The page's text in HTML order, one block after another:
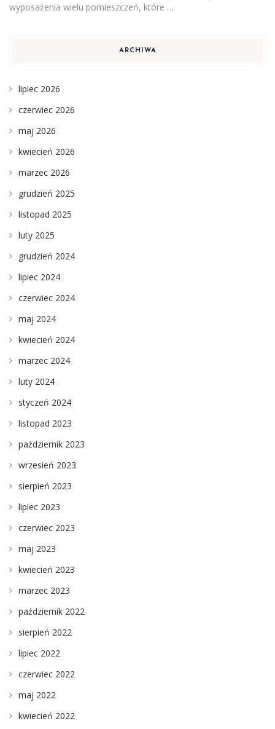
wyposażenia wielu pomieszczeń, które …
ARCHIWA
lipiec 2026
czerwiec 2026
maj 2026
kwiecień 2026
marzec 2026
grudzień 2025
listopad 2025
luty 2025
grudzień 2024
lipiec 2024
czerwiec 2024
maj 2024
kwiecień 2024
marzec 2024
luty 2024
styczeń 2024
listopad 2023
październik 2023
wrzesień 2023
sierpień 2023
lipiec 2023
czerwiec 2023
maj 2023
kwiecień 2023
marzec 2023
październik 2022
sierpień 2022
lipiec 2022
czerwiec 2022
maj 2022
kwiecień 2022